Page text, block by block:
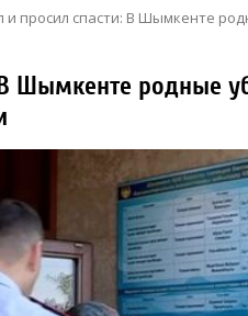
и просил спасти: В Шымкенте
Шымкенте родные